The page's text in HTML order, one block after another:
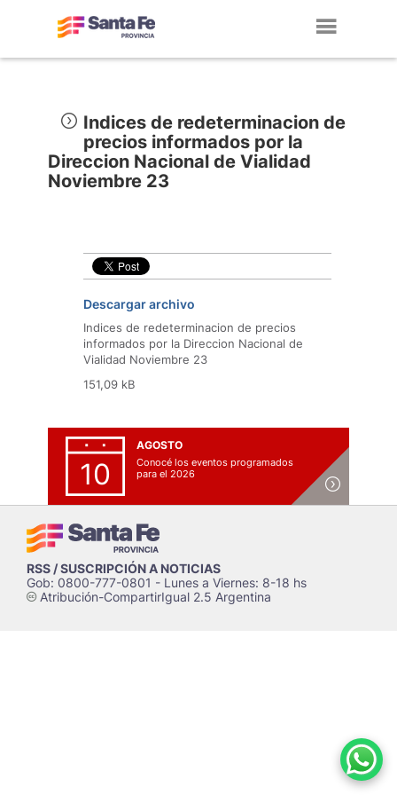
Indices de redeterminacion de
precios informados por la
Direccion Nacional de Vialidad
Noviembre 23
Descargar archivo
Indices de redeterminacion de precios
informados por la Direccion Nacional de
Vialidad Noviembre 23
151,09 kB
10
AGOSTO
Conocé los eventos programados
para el 2026
RSS / SUSCRIPCIÓN A NOTICIAS
Gob: 0800-777-0801 - Lunes a Viernes: 8-18 hs
cAtribución-CompartirIgual 2.5 Argentina